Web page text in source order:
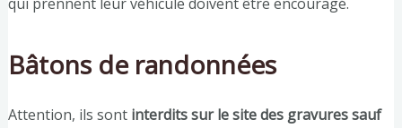
Bâtons de randonnées
Attention, ils sont interdits sur le site des gravures sauf